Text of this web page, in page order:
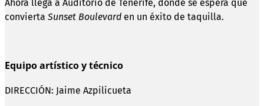
Ahora llega a Auditorio de Tenerife, donde se espera que
convierta Sunset Boulevard en un éxito de taquilla.
Equipo artístico y técnico
DIRECCIÓN: Jaime Azpilicueta